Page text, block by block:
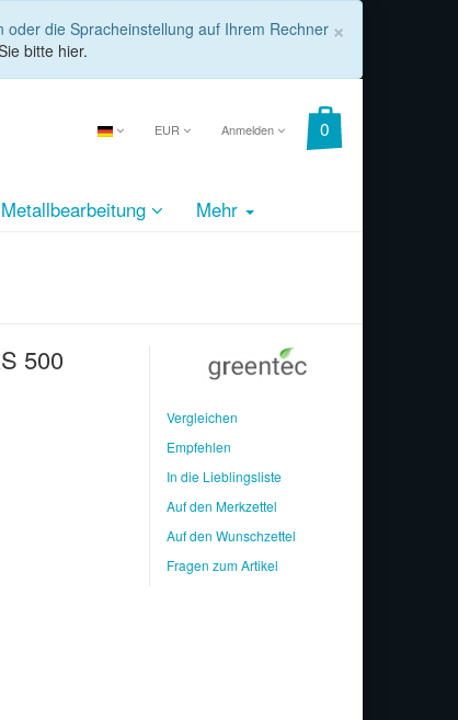
×
die Spracheinstellung auf Ihrem Rechner
bitte hier.
EUR Anmelden
Metallbearbeitung Mehr
500
Vergleichen
Empfehlen
In die Lieblingsliste
Auf den Merkzettel
Auf den Wunschzettel
Fragen zum Artikel